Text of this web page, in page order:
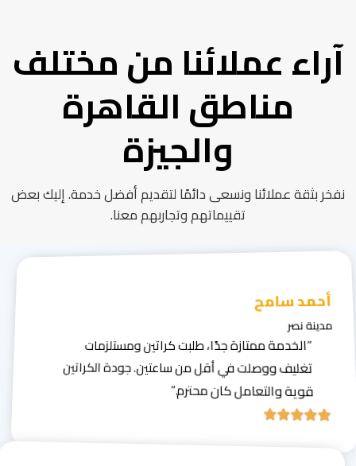
آراء عملائنا من مختلف
مناطق القاهرة
والجيزة
نفخر بثقة عملائنا ونسعى دائمًا لتقديم أفضل خدمة. إليك بعض
تقييماتهم وتجاربهم معنا.
أحمد سامح
مدينة نصر
“الخدمة ممتازة جدًا، طلبت كراتين ومستلزمات
تغليف ووصلت في أقل من ساعتين. جودة الكراتين
قوية والتعامل كان محترم.”